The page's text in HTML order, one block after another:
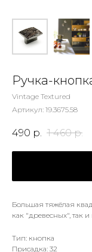
Ручка-
Vintage Textured
Артикул: 19.3675.58
490 р. 1 460 р.
Большая тяжёлая
как "древесных", так
Тип: кнопка
Присадка: 32